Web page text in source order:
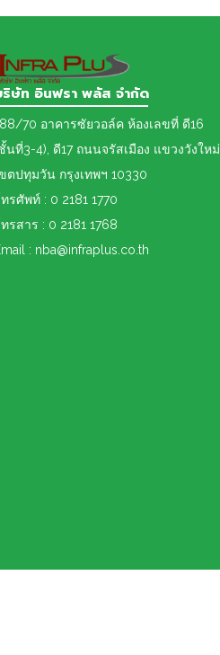
ษัท อินฟรา พลัส จำกัด
70 อาคารซัยวอล์ค ห้องเลขที่ ดี16
นที่3-4), ดี17 ถนนจรัสเมือง แขวงวังใหม่
ตปทุมวัน กรุงเทพฯ 10330
รศัพท์ : 0 2181 1770
รสาร : 0 2181 1768
: nba@infraplus.co.th